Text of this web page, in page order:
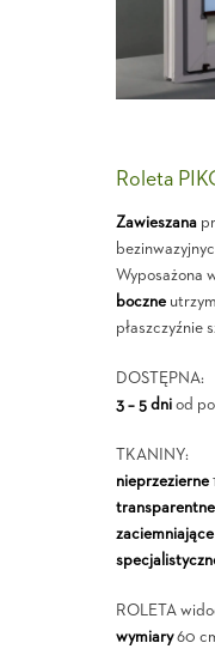
Roleta
Zawieszana
Wyposażona
boczne
płaszczyźnie
DOSTĘPNA:
3 – 5 dniod
TKANINY:
nieprzezierne
transparentne
zaciemniające
ROLETA
wymiary60